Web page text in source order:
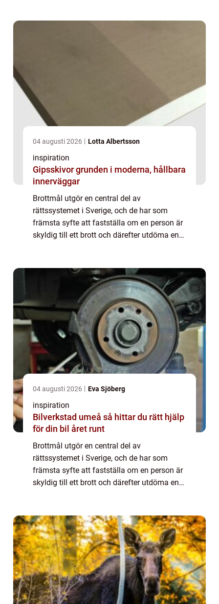
04 augusti 2026 Lotta Albertsson
inspiration
Gipsskivor grunden i moderna, hållbara
innerväggar
Brottmål utgör en central del av
rättssystemet i Sverige, och de har som
främsta syfte att fastställa om en person är
skyldig till ett brott och därefter utdöma en
04 augusti 2026 Eva Sjöberg
inspiration
Bilverkstad umeå så hittar du rätt hjälp
för din bil året runt
Brottmål utgör en central del av
rättssystemet i Sverige, och de har som
främsta syfte att fastställa om en person är
skyldig till ett brott och därefter utdöma en